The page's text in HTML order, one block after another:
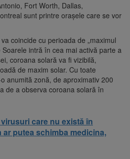
Fort Worth, Dallas,
sunt printre orașele care se vor
coincide cu perioada de „maximul
intră în cea mai activă parte a
coroana solară va fi vizibilă,
de maxim solar. Cu toate
anumită zonă, de aproximativ 200
de a observa coroana solară în
care nu există în
ar putea schimba medicina,